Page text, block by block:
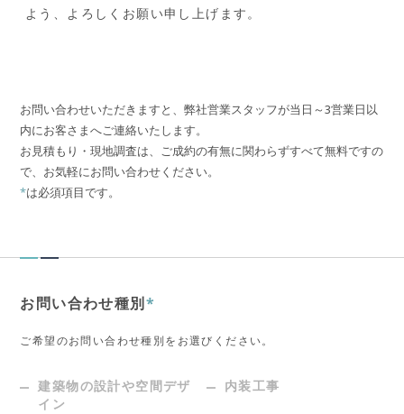
よう、よろしくお願い申し上げます。
お問い合わせいただきますと、弊社営業スタッフが当日～3営業日以
内にお客さまへご連絡いたします。
お見積もり・現地調査は、ご成約の有無に関わらずすべて無料ですの
で、お気軽にお問い合わせください。
*は必須項目です。
お問い合わせ種別*
ご希望のお問い合わせ種別をお選びください。
建築物の設計や空間デザ
イン
内装工事